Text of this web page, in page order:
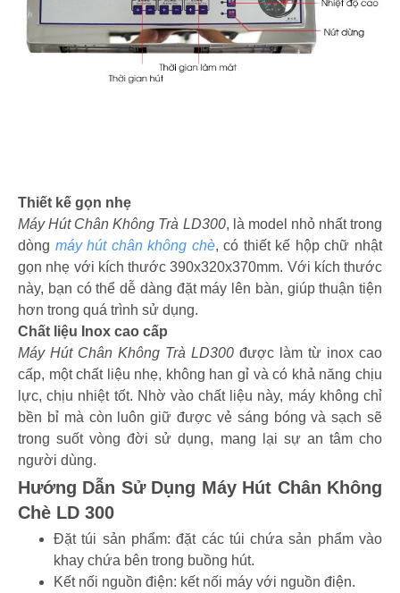
Thiết kế gọn nhẹ
Máy Hút Chân Không Trà LD300, là model nhỏ nhất trong
dòng máy hút chân không chè, có thiết kế hộp chữ nhật
gọn nhẹ với kích thước 390x320x370mm. Với kích thước
này, bạn có thể dễ dàng đặt máy lên bàn, giúp thuận tiện
hơn trong quá trình sử dụng.
Chất liệu Inox cao cấp
Máy Hút Chân Không Trà LD300 được làm từ inox cao
cấp, một chất liệu nhẹ, không han gỉ và có khả năng chịu
lực, chịu nhiệt tốt. Nhờ vào chất liệu này, máy không chỉ
bền bỉ mà còn luôn giữ được vẻ sáng bóng và sạch sẽ
trong suốt vòng đời sử dụng, mang lại sự an tâm cho
người dùng.
Hướng Dẫn Sử Dụng Máy Hút Chân Không
Chè LD 300
Đặt túi sản phẩm: đặt các túi chứa sản phẩm vào
khay chứa bên trong buồng hút.
Kết nối nguồn điện: kết nối máy với nguồn điện.